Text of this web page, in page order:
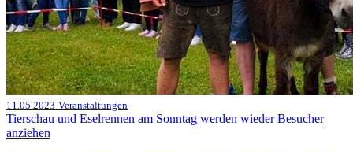
11.05.2023 Veranstaltungen
Tierschau und Eselrennen am Sonntag werden wieder Besucher
anziehen